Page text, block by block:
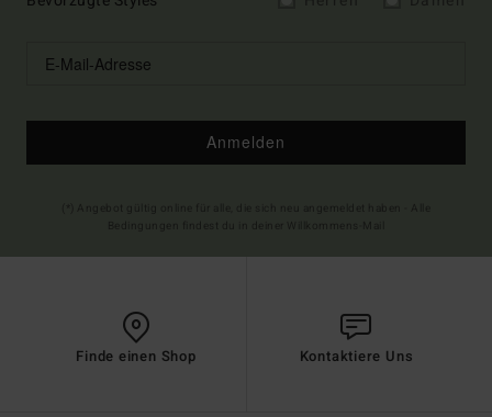
Anmelden
Finde einen Shop Kontaktiere Uns